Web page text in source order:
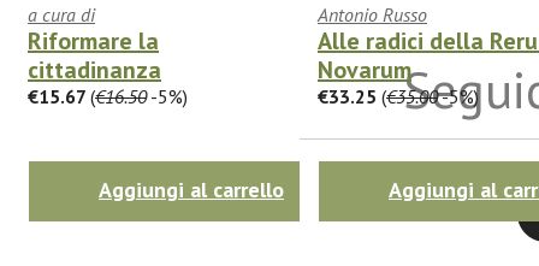
a cura di
Riformare la
cittadinanza
€15.67 (€16.50-5%)
Aggiungi al carrello
Antonio Russo
Alle radici della
Novarum
€33.25 (€35.00-5%)
Aggiungi al